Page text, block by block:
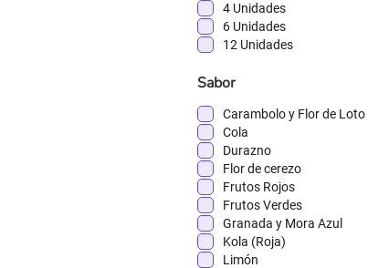
4 Unidades
6 Unidades
12 Unidades
Sabor
Carambolo y Flor de Loto
Cola
Durazno
Flor de cerezo
Frutos Rojos
Frutos Verdes
Granada y Mora Azul
Kola (Roja)
Limón